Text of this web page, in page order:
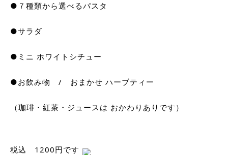
●７種類から選べるパスタ
●サラダ
●ミニ ホワイトシチュー
●お飲み物　/　おまかせ ハーブティー
（珈琲・紅茶・ジュースは おかわりありです）
税込　1200円です